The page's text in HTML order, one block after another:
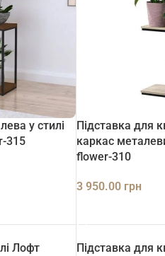
у стилі
315
Підставка для
каркас
flower-310
3 950.00 грн
Лофт
Підставка для